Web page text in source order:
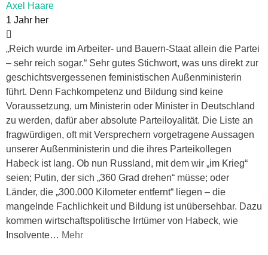
Axel Haare
1 Jahr her
„Reich wurde im Arbeiter- und Bauern-Staat allein die Partei
– sehr reich sogar.“ Sehr gutes Stichwort, was uns direkt zur
geschichtsvergessenen feministischen Außenministerin
führt. Denn Fachkompetenz und Bildung sind keine
Voraussetzung, um Ministerin oder Minister in Deutschland
zu werden, dafür aber absolute Parteiloyalität. Die Liste an
fragwürdigen, oft mit Versprechern vorgetragene Aussagen
unserer Außenministerin und die ihres Parteikollegen
Habeck ist lang. Ob nun Russland, mit dem wir „im Krieg“
seien; Putin, der sich „360 Grad drehen“ müsse; oder
Länder, die „300.000 Kilometer entfernt“ liegen – die
mangelnde Fachlichkeit und Bildung ist unübersehbar. Dazu
kommen wirtschaftspolitische Irrtümer von Habeck, wie
Insolvente… Mehr